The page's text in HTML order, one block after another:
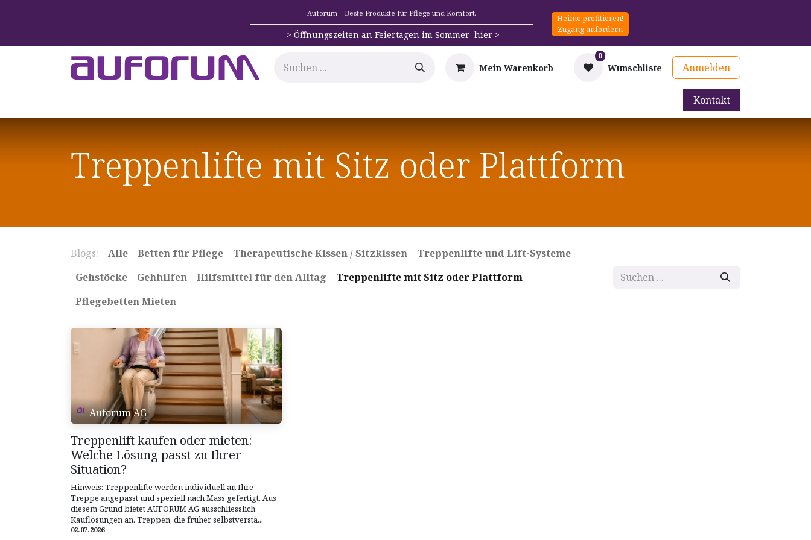
Auforum – Beste Produkte für Pflege und Komfort.
> Öffnungszeiten an Feiertagen im Sommer hier >
Heime profitieren!
Zugang anfordern
Mein Warenkorb
0
Wunschliste Anmelden
Mieten
Kontakt
Treppenlifte mit Sitz oder Plattform
Blogs: Alle Betten für Pflege Therapeutische Kissen / Sitzkissen
Treppenlifte und Lift-Systeme
Gehstöcke
Gehhilfen Hilfsmittel für den Alltag
Treppenlifte mit Sitz oder Plattform
Pflegebetten Mieten
Auforum AG
Treppenlift kaufen oder mieten:
Welche Lösung passt zu Ihrer
Situation?
Hinweis: Treppenlifte werden individuell an Ihre
Treppe angepasst und speziell nach Mass gefertigt. Aus
diesem Grund bietet AUFORUM AG ausschliesslich
Kauflösungen an. Treppen, die früher selbstverstä...
02.07.2026